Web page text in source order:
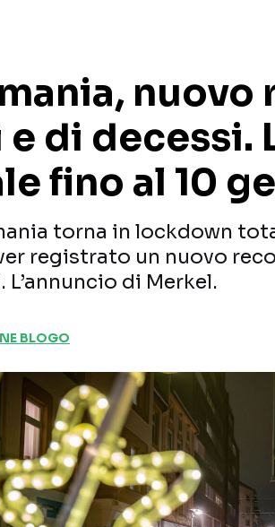
nuovo
e di decessi.
fino al 10
torna in lockdown
registrato un nuovo
L’annuncio di Merkel.
BLOGO